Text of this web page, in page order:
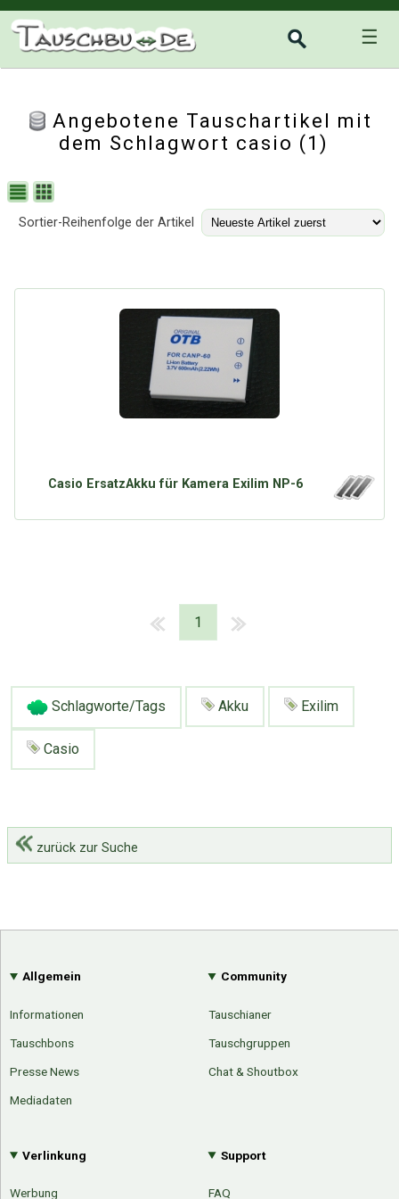
☰
Angebotene Tauschartikel mit
dem Schlagwort casio (1)
Sortier-Reihenfolge der Artikel
Casio ErsatzAkku für Kamera Exilim NP-6
1
Schlagworte/Tags Akku Exilim
Casio
zurück zur Suche
Allgemein
Informationen
Tauschbons
Presse News
Mediadaten
Community
Tauschianer
Tauschgruppen
Chat & Shoutbox
Verlinkung
Werbung
Support
FAQ